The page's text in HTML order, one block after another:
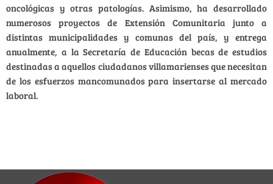
oncológicas y otras patologías. Asimismo, ha desarrollado
numerosos proyectos de Extensión Comunitaria junto a
distintas municipalidades y comunas del país, y entrega
anualmente, a la Secretaría de Educación becas de estudios
destinadas a aquellos ciudadanos villamarienses que necesitan
de los esfuerzos mancomunados para insertarse al mercado
laboral.